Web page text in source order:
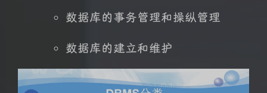
数据库的事务管理和操纵管理
数据库的建立和维护